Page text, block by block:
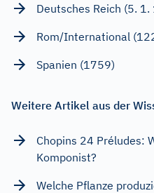
Deutsches Reich (5.
Rom/International
Spanien (1759)
Weitere Artikel aus der
Chopins 24 Préludes:
Komponist?
Welche Pflanze